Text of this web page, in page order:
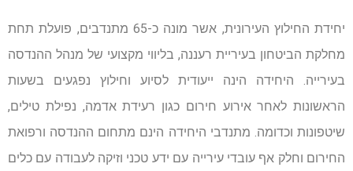
יחידת החילוץ העירונית, אשר מונה כ-65 מתנדבים, פועלת תחת
מחלקת הביטחון בעיריית רעננה, בליווי מקצועי של מנהל ההנדסה
בעירייה. היחידה הינה ייעודית לסיוע וחילוץ נפגעים בשעות
הראשונות לאחר אירוע חירום כגון רעידת אדמה, נפילת טילים,
שיטפונות וכדומה. מתנדבי היחידה הינם מתחום ההנדסה ורפואת
החירום וחלק אף עובדי עירייה עם ידע טכני וזיקה לעבודה עם כלים